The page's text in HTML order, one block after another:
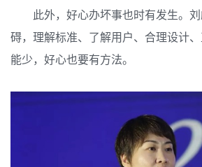
此外，好心办坏事也时有发生。
碍，理解标准、了解用户、合理设计
能少，好心也要有方法。